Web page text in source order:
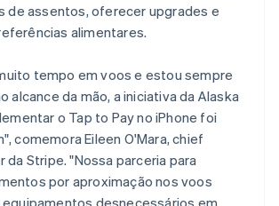
de assentos, oferecer upgrades e
alimentares.
tempo em voos e estou sempre
alcance da mão, a iniciativa da Alaska
o Tap to Pay no iPhone foi
comemora Eileen O'Mara, chief
Stripe. "Nossa parceria para
por aproximação nos voos
desnecessários em
English
文